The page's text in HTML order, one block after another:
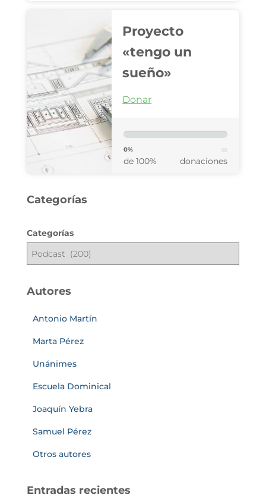
Proyecto
«tengo un
sueño»
Donar
0%
de 100% donaciones
Categorías
Categorías
Autores
Antonio Martín
Marta Pérez
Unánimes
Escuela Dominical
Joaquín Yebra
Samuel Pérez
Otros autores
Entradas recientes